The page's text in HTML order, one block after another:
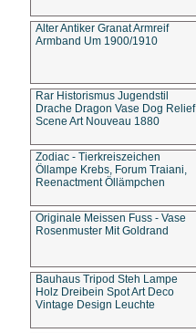
Alter Antiker Granat Armreif
Armband Um 1900/1910
Rar Historismus Jugendstil
Drache Dragon Vase Dog Relief
Scene Art Nouveau 1880
Zodiac - Tierkreiszeichen
Öllampe Krebs, Forum Traiani,
Reenactment Öllämpchen
Originale Meissen Fuss - Vase
Rosenmuster Mit Goldrand
Bauhaus Tripod Steh Lampe
Holz Dreibein Spot Art Deco
Vintage Design Leuchte